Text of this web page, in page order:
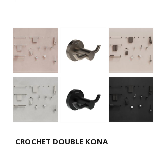
CROCHET DOUBLE KONA